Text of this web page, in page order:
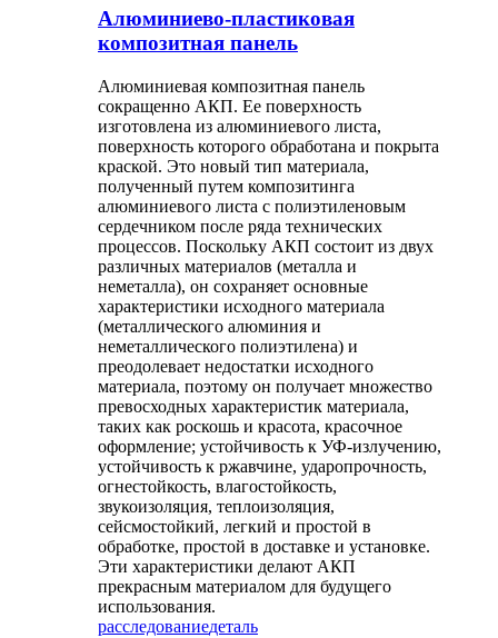
Алюминиево-пластиковая
композитная панель
Алюминиевая композитная панель
сокращенно АКП. Ее поверхность
изготовлена ​​из алюминиевого листа,
поверхность которого обработана и покрыта
краской. Это новый тип материала,
полученный путем композитинга
алюминиевого листа с полиэтиленовым
сердечником после ряда технических
процессов. Поскольку АКП состоит из двух
различных материалов (металла и
неметалла), он сохраняет основные
характеристики исходного материала
(металлического алюминия и
неметаллического полиэтилена) и
преодолевает недостатки исходного
материала, поэтому он получает множество
превосходных характеристик материала,
таких как роскошь и красота, красочное
оформление; устойчивость к УФ-излучению,
устойчивость к ржавчине, ударопрочность,
огнестойкость, влагостойкость,
звукоизоляция, теплоизоляция,
сейсмостойкий, легкий и простой в
обработке, простой в доставке и установке.
Эти характеристики делают АКП
прекрасным материалом для будущего
использования.
расследованиедеталь